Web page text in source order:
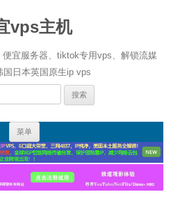
vps主机
宜服务器、tiktok专用vps、解锁流媒
国日本英国原生ip vps
菜单
正
文